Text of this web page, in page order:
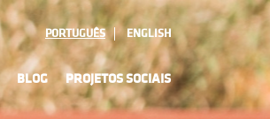
PORTUGUÊS ENGLISH
BLOG PROJETOS SOCIAIS